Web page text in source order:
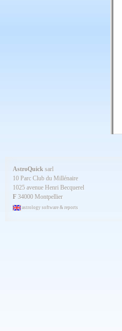
AstroQuick sarl
10 Parc Club du Millénaire
1025 avenue Henri Becquerel
F 34000 Montpellier
astrology software & reports